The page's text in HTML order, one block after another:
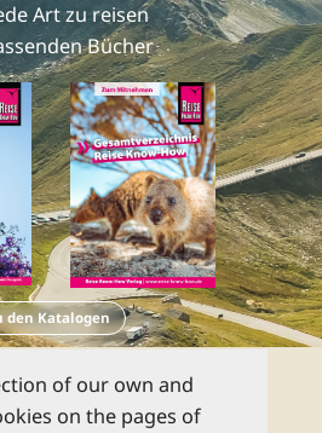
Art zu reisen
Bücher
den Katalogen
of our own and
on the pages of